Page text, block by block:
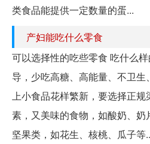
类食品能提供一定数量的蛋...
产妇能吃什么零食
可以选择性的吃些零食 吃什么
导，少吃高糖、高能量、不卫
上小食品花样繁新，要选择正
素，又美味的食物，如酸奶、奶
坚果类，如花生、核桃、瓜子等